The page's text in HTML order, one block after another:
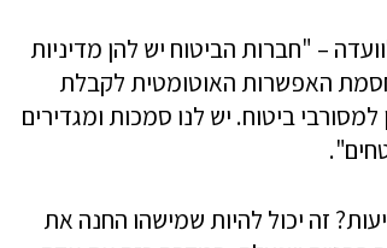
– "חברות הביטוח יש להן מדיניות
האפשרות האוטומטית לקבלת
למסורבי ביטוח. יש לנו סמכות ומגדירים
זה יכול להיות שמישהו החנה את